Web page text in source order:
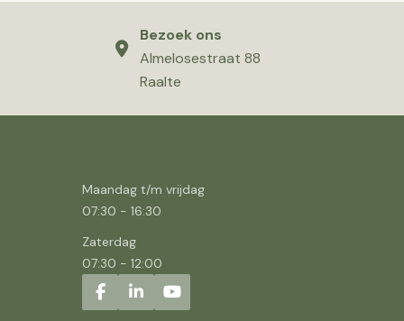
Bezoek ons
Almelosestraat 88
Raalte
Maandag t/m vrijdag
07:30 - 16:30
Zaterdag
07:30 - 12:00